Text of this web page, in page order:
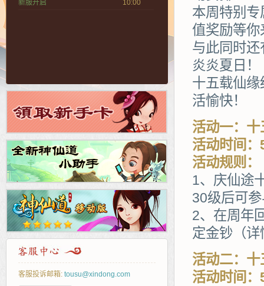
新服开启 10:00
客服投诉邮箱: tousu@xindong.com
本周特别
值奖励等你
与此同时
炎炎夏日！
十五载仙
活愉快！
活动一：
活动时间
活动规则：
1、庆仙途
30级后可
2、在周年
定金钞（
活动二：
活动时间